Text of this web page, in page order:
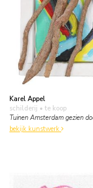
Karel Appel
schilderij • te koop
Tuinen Amsterdam gezien
bekijk kunstwerk